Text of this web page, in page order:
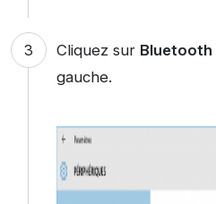
Cliquez sur Bluetooth
gauche.